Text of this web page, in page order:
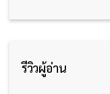
รีวิวผู้อ่าน